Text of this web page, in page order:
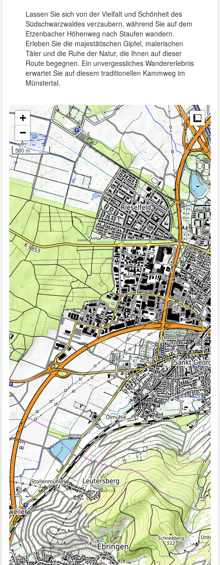
Lassen Sie sich von der Vielfalt und Schönheit des
Südschwarzwaldes verzaubern, während Sie auf dem
Etzenbacher Höhenweg nach Staufen wandern.
Erleben Sie die majestätischen Gipfel, malerischen
Täler und die Ruhe der Natur, die Ihnen auf dieser
Route begegnen. Ein unvergessliches Wandererlebnis
erwartet Sie auf diesem traditionellen Kammweg im
Münstertal.
+
−
500 m